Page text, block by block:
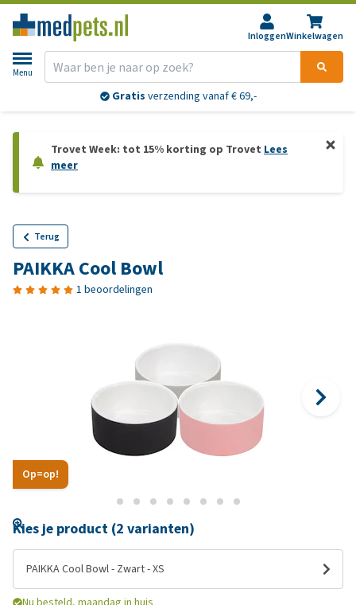
InloggenWinkelwagen
Menu
Gratis verzending vanaf € 69,-
Trovet Week: tot 15% korting op Trovet Lees
meer
Terug
PAIKKA Cool Bowl
1 beoordelingen
Op=op!
Kies je product (2 varianten)
PAIKKA Cool Bowl - Zwart - XS